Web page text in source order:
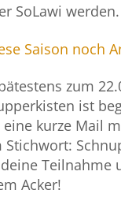
SoLawi werden.
Saison noch
zum
ist
eine kurze Mail
Teilnahme
Acker!